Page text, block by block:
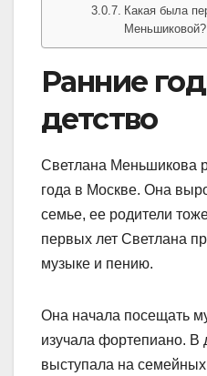
Какая была
Меньшиковой?
Ранние
детство
Светлана Меньшикова
года в Москве. Она
семье, ее родители
первых лет Светлана
музыке и пению.
Она начала посещать
изучала фортепиано. В
выступала на